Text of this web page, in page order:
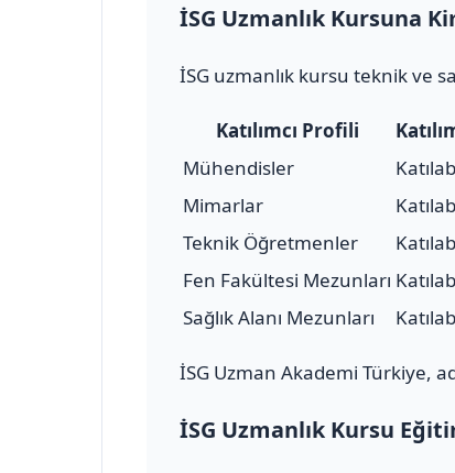
İSG Uzmanlık Kursuna
İSG uzmanlık kursu teknik ve
Katılımcı Profili
Mühendisler
Mimarlar
Teknik Öğretmenler
Fen Fakültesi Mezunları
Sağlık Alanı Mezunları
İSG Uzman Akademi Türkiye,
İSG Uzmanlık Kursu